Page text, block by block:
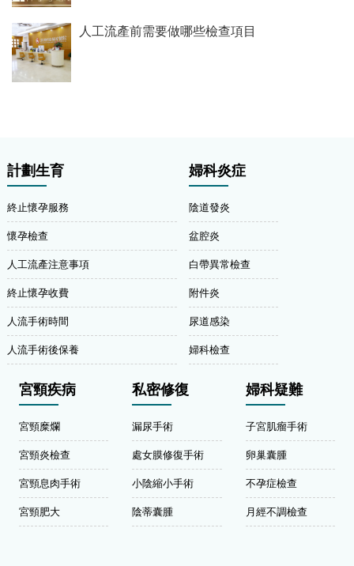
人工流產前需要做哪些檢查項目
計劃生育
終止懷孕服務
懷孕檢查
人工流產注意事項
終止懷孕收費
人流手術時間
人流手術後保養
婦科炎症
陰道發炎
盆腔炎
白帶異常檢查
附件炎
尿道感染
婦科檢查
宮頸疾病
宮頸糜爛
宮頸炎檢查
宮頸息肉手術
宮頸肥大
私密修復
漏尿手術
處女膜修復手術
小陰縮小手術
陰蒂囊腫
婦科疑難
子宮肌瘤手術
卵巢囊腫
不孕症檢查
月經不調檢查